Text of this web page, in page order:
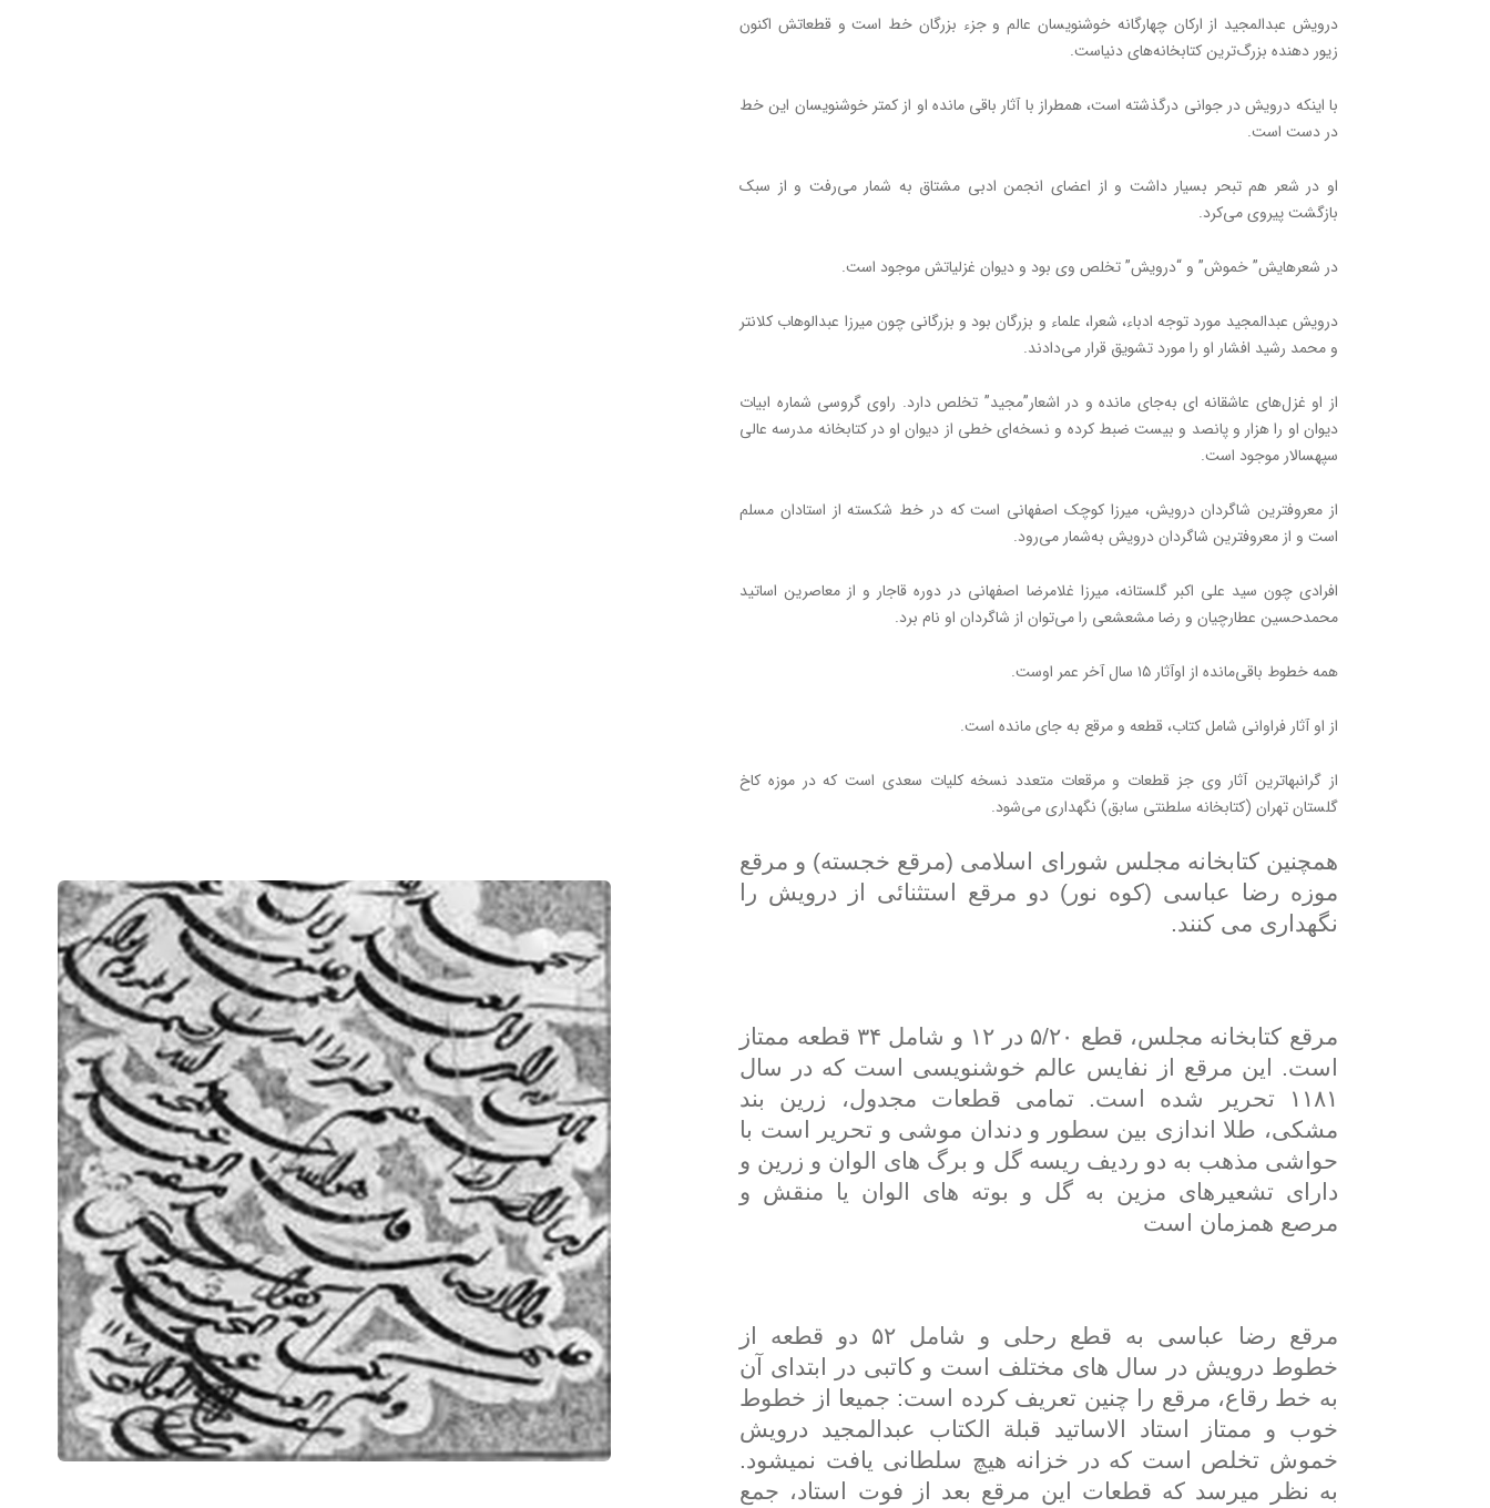
درویش عبدالمجید از ارکان چهارگانه خوشنویسان عالم و جزء بزرگان خط است و قطعاتش اکنون
زیور دهنده بزرگ‌‌ترین کتابخانه‌های دنیاست.
با اینکه درویش در جوانی درگذشته‌ است، همطراز با آثار باقی مانده او از کمتر خوشنویسان این خط
در دست است.
او در شعر هم تبحر بسیار داشت و از اعضای انجمن ادبی مشتاق به شمار می‌رفت و از سبک
بازگشت پیروی می‌کرد.
در شعرهایش” خموش” و “درویش” تخلص وی بود و دیوان غزلیاتش موجود است.
درویش عبدالمجید مورد توجه ادباء، شعرا، علماء و بزرگان بود و بزرگانی چون میرزا عبدالوهاب کلانتر
و محمد رشید افشار او را مورد تشویق قرار می‌دادند.
از او غزل‌های عاشقانه ای به‌جای مانده و در اشعار”مجید” تخلص دارد. راوی گروسی شماره ابیات
دیوان او را هزار و پانصد و بیست ضبط کرده و نسخه‌ای خطی از دیوان او در کتابخانه مدرسه عالی
سپهسالار موجود است.
از معروفترین شاگردان درویش، میرزا کوچک اصفهانی است که در خط شکسته از استادان مسلم
است و از معروفترین شاگردان درویش به‌شمار می‌رود.
افرادی چون سید علی اکبر گلستانه، میرزا غلامر‌ضا اصفهانی در دوره قاجار و از معاصرین اساتید
محمدحسین عطارچیان و رضا مشعشعی را می‌توان از شاگردان او نام برد.
همه خطوط باقی‌مانده از اوآثار ۱۵ سال آخر عمر اوست.
از او آثار فراوانی شامل کتاب، قطعه و مرقع به جای مانده‌ است.
از گرانبهاترین آثار وی جز قطعات و مرقعات متعدد نسخه کلیات سعدی است که در موزه کاخ
گلستان تهران (کتابخانه سلطنتی سابق) نگهداری می‌شود.
همچنین کتابخانه مجلس شورای اسلامی (مرقع خجسته) و مرقع
موزه رضا عباسی (کوه نور) دو مرقع استثنائی از درویش را
نگهداری می کنند.
مرقع کتابخانه مجلس، قطع ۵/۲۰ در ۱۲ و شامل ۳۴ قطعه ممتاز
است. این مرقع از نفایس عالم خوشنویسی است که در سال
۱۱۸۱ تحریر شده است. تمامی قطعات مجدول، زرین بند
مشکی، طلا اندازی بین سطور و دندان موشی و تحریر است با
حواشی مذهب به دو ردیف ریسه گل و برگ های الوان و زرین و
دارای تشعیرهای مزین به گل و بوته های الوان یا منقش و
مرصع همزمان است
مرقع رضا عباسی به قطع رحلی و شامل ۵۲ دو قطعه از
خطوط درویش در سال های مختلف است و کاتبی در ابتدای آن
به خط رقاع، مرقع را چنین تعریف کرده است: جمیعا از خطوط
خوب و ممتاز استاد الاساتید قبلة الکتاب عبدالمجید درویش
خموش تخلص است که در خزانه هیچ سلطانی یافت نمیشود.
به نظر میرسد که قطعات این مرقع بعد از فوت استاد، جمع